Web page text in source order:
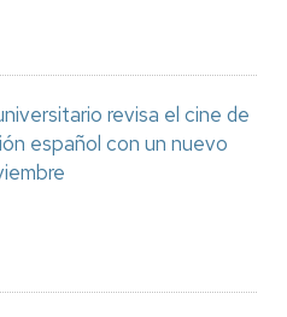
revisa el cine de
español con un nuevo